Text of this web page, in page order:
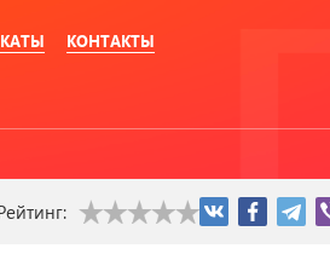
КОНТАКТЫ